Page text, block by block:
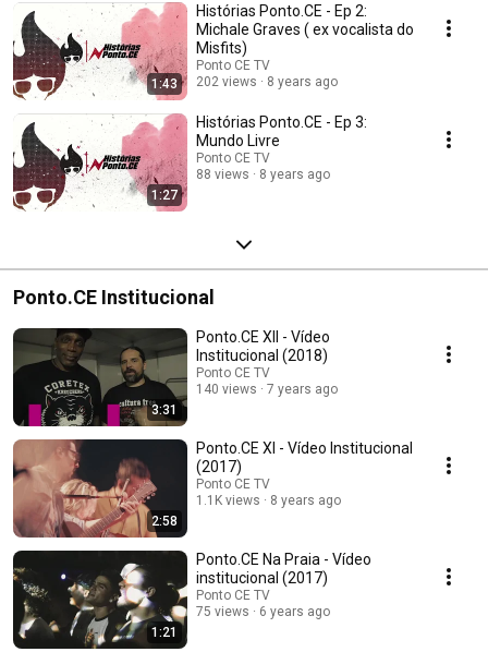
1:43
Histórias Ponto.CE - Ep 2:
Michale Graves ( ex vocalista do
Misfits)
Ponto CE TV
202 views
8 years ago
1:27
Histórias Ponto.CE - Ep 3:
Mundo Livre
Ponto CE TV
88 views
8 years ago
Ponto.CE Institucional
3:31
Ponto.CE XII - Vídeo
Institucional (2018)
Ponto CE TV
140 views
7 years ago
2:58
Ponto.CE XI - Vídeo Institucional
(2017)
Ponto CE TV
1.1K views
8 years ago
1:21
Ponto.CE Na Praia - Vídeo
institucional (2017)
Ponto CE TV
75 views
6 years ago